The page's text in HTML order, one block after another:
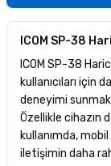
ICOM SP-38
ICOM SP-38
kullanıcıları için
deneyimi
Özellikle cihazın
kullanımda,
iletişimin daha